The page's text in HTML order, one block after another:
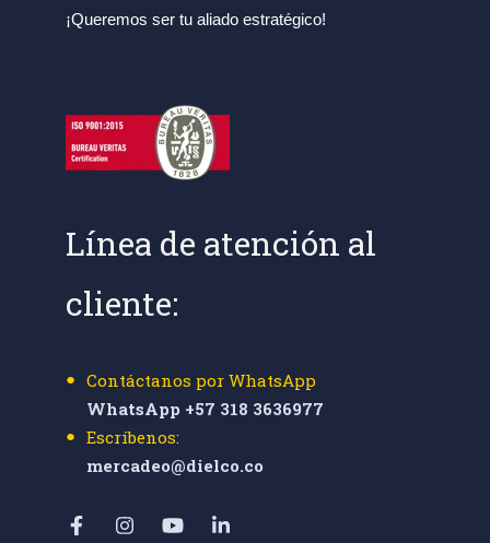
¡Queremos ser tu aliado estratégico!
Línea de atención al
cliente:
Contáctanos por WhatsApp
WhatsApp +57 318 3636977
Escríbenos:
mercadeo@dielco.co